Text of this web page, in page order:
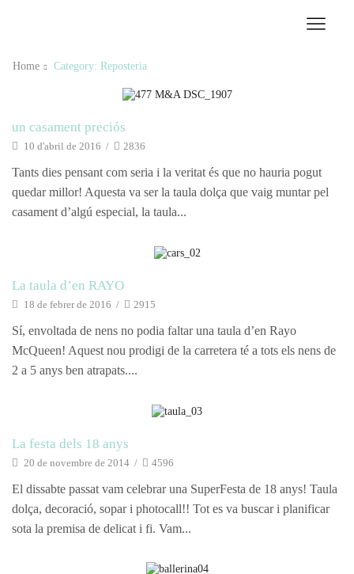
Home Category: Reposteria
Manualitats
un casament preciós
10 d'abril de 2016 / 2836
Tants dies pensant com seria i la veritat és que no hauria pogut
quedar millor! Aquesta va ser la taula dolça que vaig muntar pel
casament d’algú especial, la taula...
reposteria
La taula d’en RAYO
18 de febrer de 2016 / 2915
Sí, envoltada de nens no podia faltar una taula d’en Rayo
McQueen! Aquest nou prodigi de la carretera té a tots els nens de
2 a 5 anys ben atrapats....
reposteria
La festa dels 18 anys
20 de novembre de 2014 / 4596
El dissabte passat vam celebrar una SuperFesta de 18 anys! Taula
dolça, decoració, sopar i photocall!! Tot es va buscar i planificar
sota la premisa de delicat i fi. Vam...